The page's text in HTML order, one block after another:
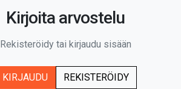
Kirjoita arvostelu
Rekisteröidy tai kirjaudu sisään
KIRJAUDU REKISTERÖIDY